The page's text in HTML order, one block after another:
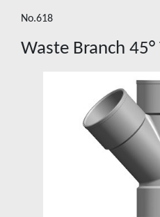
Green Elysée
Productos
No.618
Waste Branch 45°